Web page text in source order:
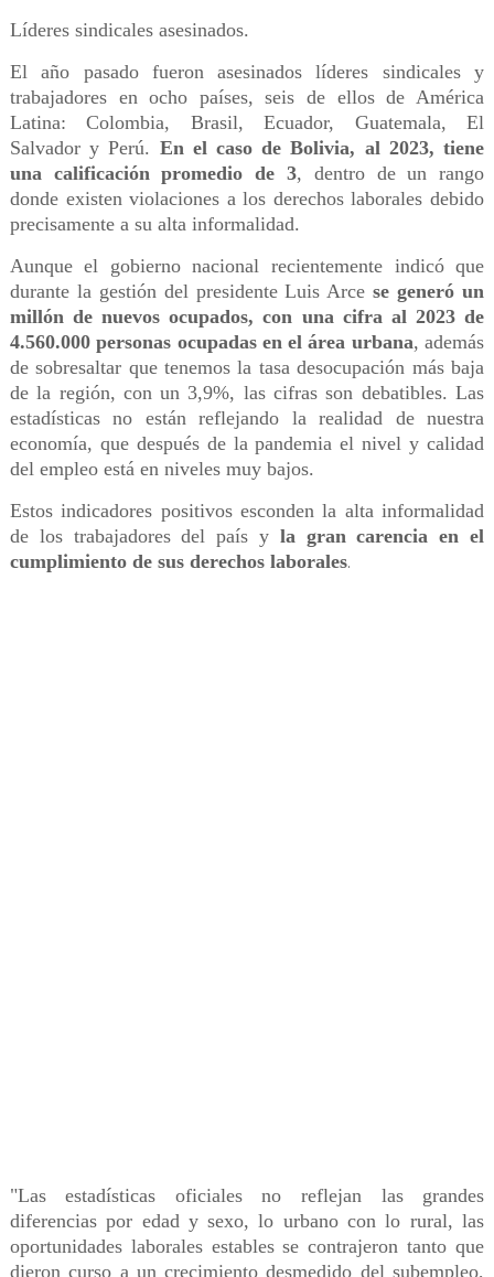
Líderes sindicales asesinados.
El año pasado fueron asesinados líderes sindicales y
trabajadores en ocho países, seis de ellos de América
Latina: Colombia, Brasil, Ecuador, Guatemala, El
Salvador y Perú. En el caso de Bolivia, al 2023, tiene
una calificación promedio de 3, dentro de un rango
donde existen violaciones a los derechos laborales debido
precisamente a su alta informalidad.
Aunque el gobierno nacional recientemente indicó que
durante la gestión del presidente Luis Arcese generó un
millón de nuevos ocupados, con una cifra al 2023 de
4.560.000 personas ocupadas en el área urbana, además
de sobresaltar que tenemos la tasa desocupación más baja
de la región, con un 3,9%, las cifras son debatibles. Las
estadísticas no están reflejando la realidad de nuestra
economía, que después de la pandemia el nivel y calidad
del empleo está en niveles muy bajos.
Estos indicadores positivos esconden la alta informalidad
de los trabajadores del país y la gran carencia en el
cumplimiento de sus derechos laborales.
"Las estadísticas oficiales no reflejan las grandes
diferencias por edad y sexo, lo urbano con lo rural, las
oportunidades laborales estables se contrajeron tanto que
dieron curso a un crecimiento desmedido del subempleo,